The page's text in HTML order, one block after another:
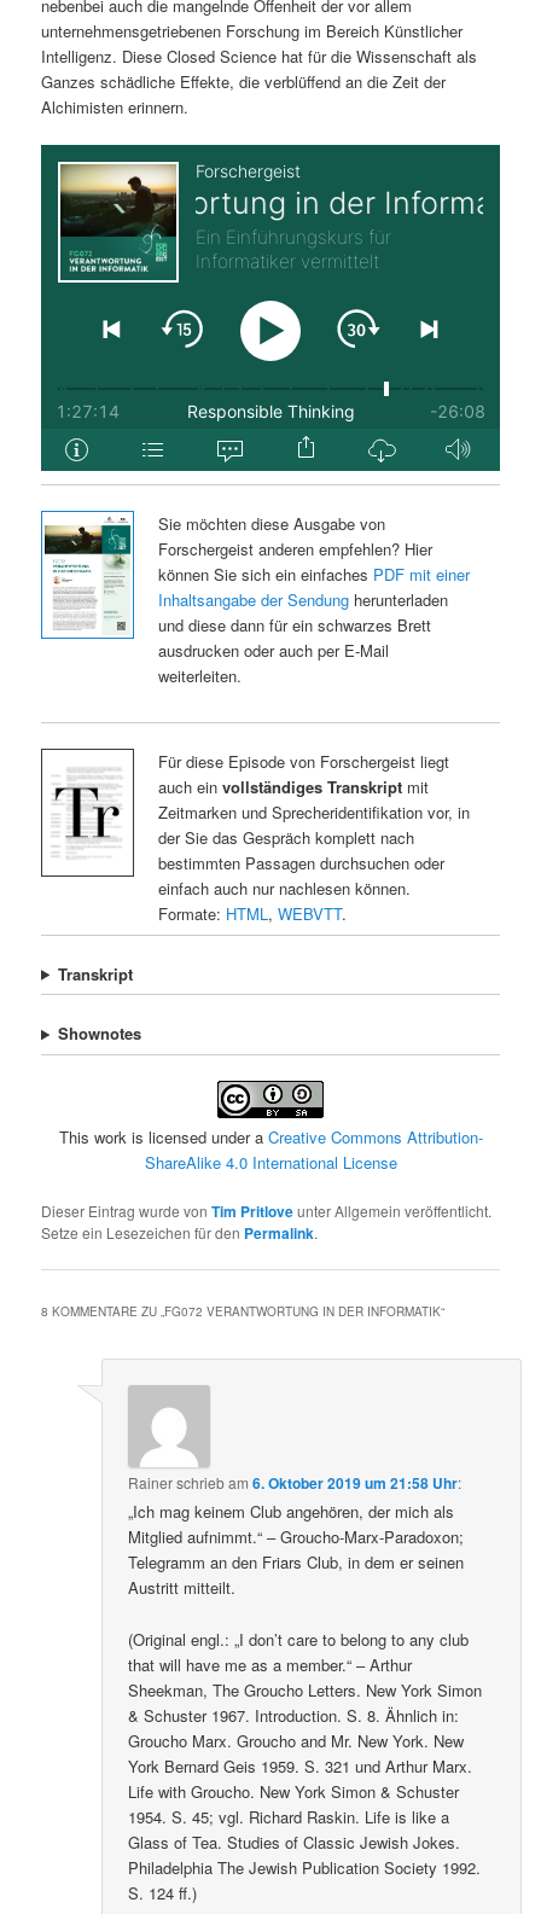
nebenbei auch die mangelnde Offenheit der vor allem
unternehmensgetriebenen Forschung im Bereich Künstlicher
Intelligenz. Diese Closed Science hat für die Wissenschaft als
Ganzes schädliche Effekte, die verblüffend an die Zeit der
Alchimisten erinnern.
Sie möchten diese Ausgabe von
Forschergeist anderen empfehlen? Hier
können Sie sich ein einfaches PDF mit einer
Inhaltsangabe der Sendungherunterladen
und diese dann für ein schwarzes Brett
ausdrucken oder auch per E-Mail
weiterleiten.
Für diese Episode von Forschergeist liegt
auch ein vollständiges Transkriptmit
Zeitmarken und Sprecheridentifikation vor, in
der Sie das Gespräch komplett nach
bestimmten Passagen durchsuchen oder
einfach auch nur nachlesen können.
Formate: HTML, WEBVTT.
Transkript
Shownotes
This work is licensed under a Creative Commons Attribution-
ShareAlike 4.0 International License
Dieser Eintrag wurde vonTim Pritloveunter Allgemein veröffentlicht.
Setze ein Lesezeichen für den Permalink.
8 KOMMENTARE ZU „FG072 VERANTWORTUNG IN DER INFORMATIK“
Rainerschriebam6. Oktober 2019 um 21:58 Uhr:
„Ich mag keinem Club angehören, der mich als
Mitglied aufnimmt.“ – Groucho-Marx-Paradoxon;
Telegramm an den Friars Club, in dem er seinen
Austritt mitteilt.
(Original engl.: „I don’t care to belong to any club
that will have me as a member.“ – Arthur
Sheekman, The Groucho Letters. New York Simon
& Schuster 1967. Introduction. S. 8. Ähnlich in:
Groucho Marx. Groucho and Mr. New York. New
York Bernard Geis 1959. S. 321 und Arthur Marx.
Life with Groucho. New York Simon & Schuster
1954. S. 45; vgl. Richard Raskin. Life is like a
Glass of Tea. Studies of Classic Jewish Jokes.
Philadelphia The Jewish Publication Society 1992.
S. 124 ff.)